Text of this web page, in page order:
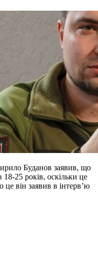
Буданов заявив, що
18-25 років, оскільки це
він заявив в інтерв’ю